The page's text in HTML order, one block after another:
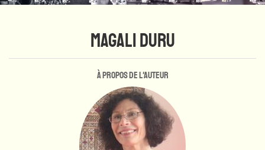
MAGALI DURU
À propos de l'auteur